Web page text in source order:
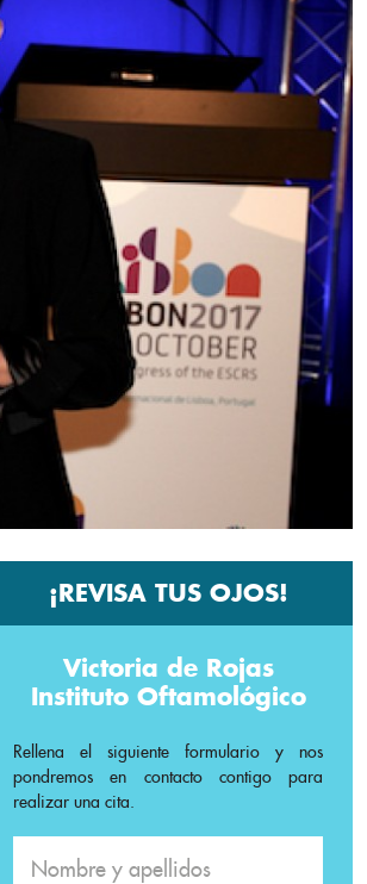
¡REVISA TUS OJOS!
Victoria de Rojas
Instituto Oftamológico
Rellena el siguiente formulario y nos
pondremos en contacto contigo para
realizar una cita.